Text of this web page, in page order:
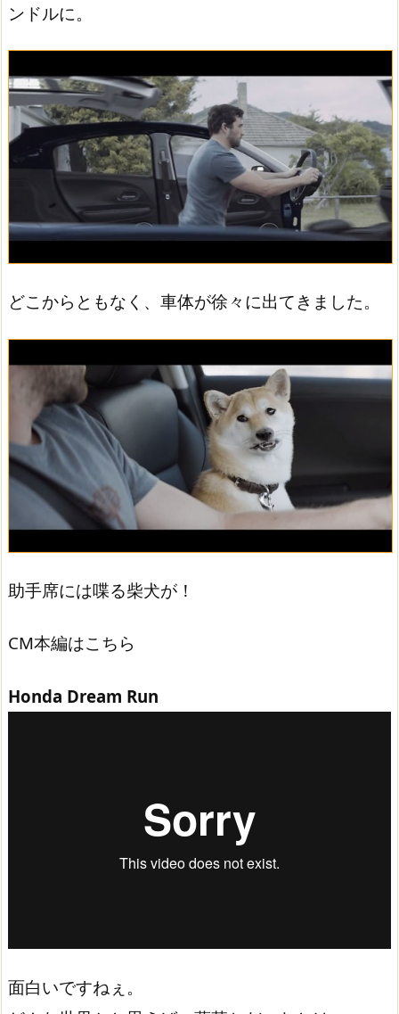
ンドルに。
どこからともなく、車体が徐々に出てきました。
助手席には喋る柴犬が！
CM本編はこちら
Honda Dream Run
面白いですねぇ。